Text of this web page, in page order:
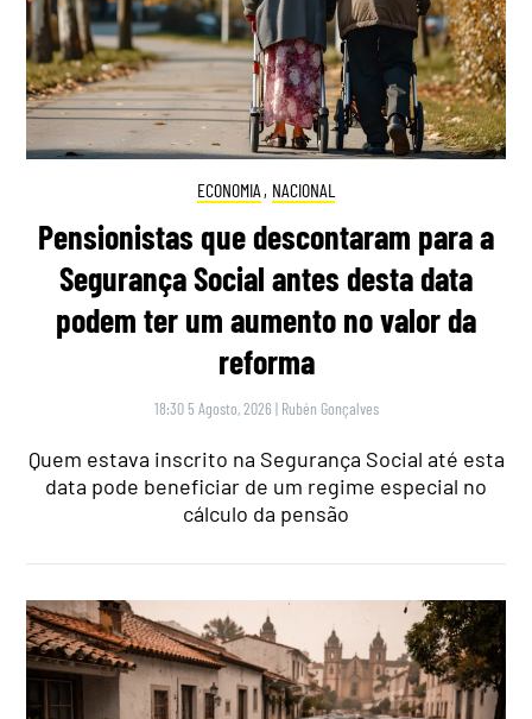
ECONOMIA , NACIONAL
Pensionistas que descontaram para a
Segurança Social antes desta data
podem ter um aumento no valor da
reforma
18:30 5 Agosto, 2026 | Rubén Gonçalves
Quem estava inscrito na Segurança Social até esta
data pode beneficiar de um regime especial no
cálculo da pensão